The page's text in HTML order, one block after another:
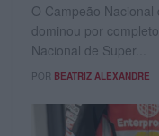
O Campeão Nacional
dominou por
Nacional de Super...
POR BEATRIZ ALEXANDRE